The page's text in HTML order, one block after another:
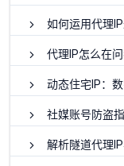
如何运用代理
代理IP怎么在问卷调查
动态住宅IP：
社媒账号防盗指南
解析隧道代理IP与